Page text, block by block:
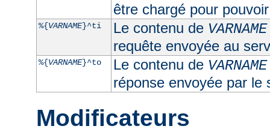
être chargé pour
%{VARNAME}^ti Le contenu de VARNAME
requête envoyée au
%{VARNAME}^to Le contenu de VARNAME
réponse envoyée par le
Modificateurs